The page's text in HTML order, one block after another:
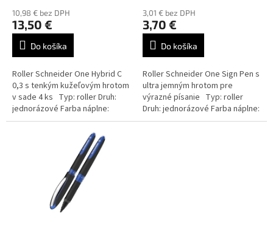
10,98 € bez DPH
13,50 €
Do košíka
Roller Schneider One Hybrid C
0,3 s tenkým kužeľovým hrotom
v sade 4 ks Typ: roller Druh:
jednorázové Farba náplne:
čierna / červená / modrá /
3,01 € bez DPH
3,70 €
Do košíka
Roller Schneider One Sign Pen s
ultra jemným hrotom pre
výrazné písanie Typ: roller
Druh: jednorázové Farba náplne:
čierna / červená / modrá /